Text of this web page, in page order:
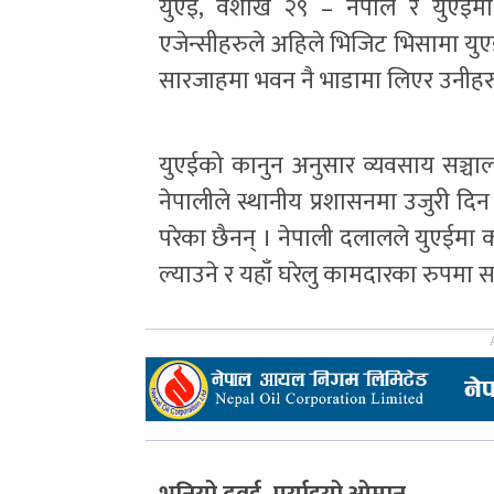
युएई, वैशाख २९ – नेपाल र युएईमा
एजेन्सीहरुले अहिले भिजिट भिसामा
सारजाहमा भवन नै भाडामा लिएर
युएईको कानुन अनुसार व्यवसाय
नेपालीले स्थानीय प्रशासनमा उजुरी
परेका छैनन् । नेपाली दलालले युएईमा
ल्याउने र यहाँ घरेलु कामदारका रुपमा